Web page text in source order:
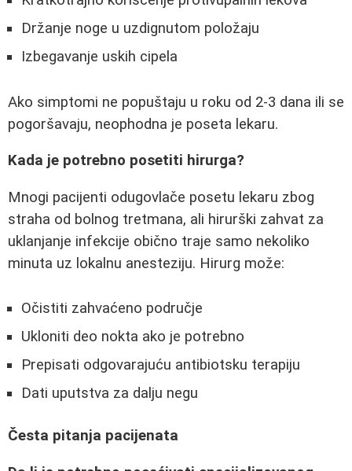
Držanje noge u uzdignutom položaju
Izbegavanje uskih cipela
Ako simptomi ne popuštaju u roku od 2-3 dana ili se
pogoršavaju, neophodna je poseta lekaru.
Kada je potrebno posetiti hirurga?
Mnogi pacijenti odugovlače posetu lekaru zbog
straha od bolnog tretmana, ali hirurški zahvat za
uklanjanje infekcije obično traje samo nekoliko
minuta uz lokalnu anesteziju. Hirurg može:
Očistiti zahvaćeno područje
Ukloniti deo nokta ako je potrebno
Prepisati odgovarajuću antibiotsku terapiju
Dati uputstva za dalju negu
Česta pitanja pacijenata